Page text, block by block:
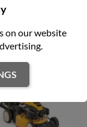
on our website